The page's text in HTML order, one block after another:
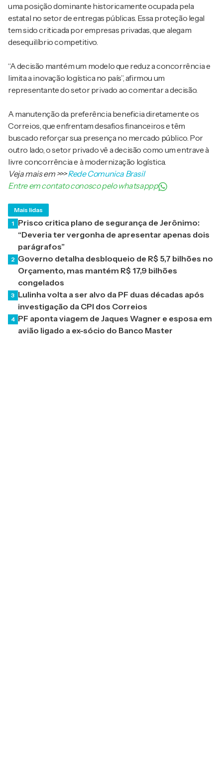
uma posição dominante historicamente ocupada pela
estatal no setor de entregas públicas. Essa proteção legal
tem sido criticada por empresas privadas, que alegam
desequilíbrio competitivo.
“A decisão mantém um modelo que reduz a concorrência e
limita a inovação logística no país”, afirmou um
representante do setor privado ao comentar a decisão.
A manutenção da preferência beneficia diretamente os
Correios, que enfrentam desafios financeiros e têm
buscado reforçar sua presença no mercado público. Por
outro lado, o setor privado vê a decisão como um entrave à
livre concorrência e à modernização logística.
Veja mais em>>>Rede Comunica Brasil
Entre em contato conosco pelo whatsappp
Mais lidas
1 Prisco critica plano de segurança de Jerônimo:
“Deveria ter vergonha de apresentar apenas dois
parágrafos”
2 Governo detalha desbloqueio de R$ 5,7 bilhões no
Orçamento, mas mantém R$ 17,9 bilhões
congelados
3 Lulinha volta a ser alvo da PF duas décadas após
investigação da CPI dos Correios
4 PF aponta viagem de Jaques Wagner e esposa em
avião ligado a ex-sócio do Banco Master